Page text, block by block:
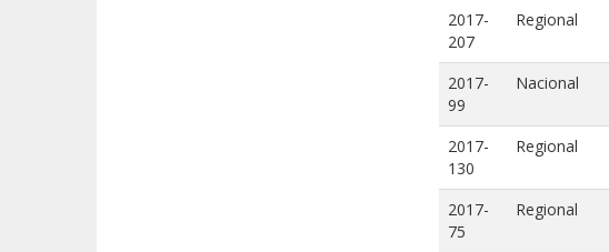
2017-
207
Regional
2017-
99
Nacional
2017-
130
Regional
2017-
75
Regional